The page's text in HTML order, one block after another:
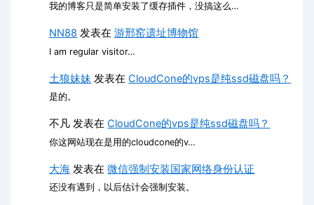
我的博客只是简单安装了缓存插件，没搞这么…
NN88 发表在游邢窑遗址博物馆
I am regular visitor…
土狼妹妹 发表在CloudCone的vps是纯ssd磁盘吗？
是的。
不凡 发表在CloudCone的vps是纯ssd磁盘吗？
你这网站现在是用的cloudcone的v…
大海 发表在微信强制安装国家网络身份认证
还没有遇到，以后估计会强制安装。